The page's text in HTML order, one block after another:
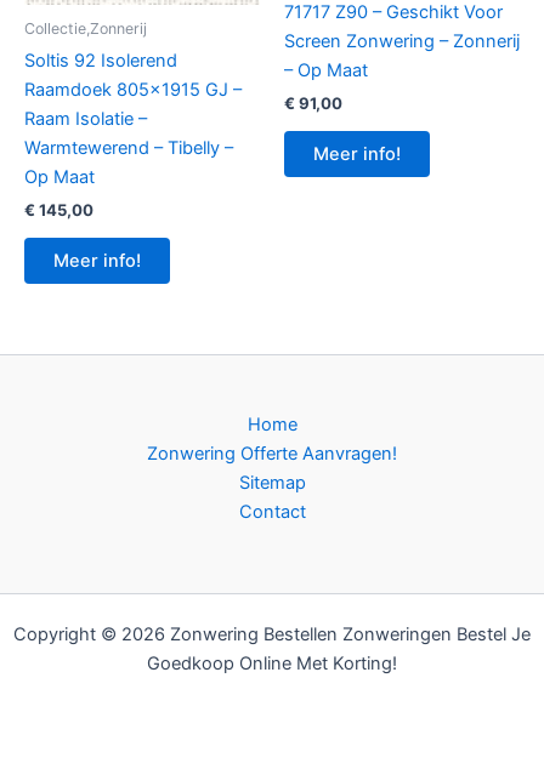
Collectie,Zonnerij
Soltis 92 Isolerend
Raamdoek 805×1915 GJ –
Raam Isolatie –
Warmtewerend – Tibelly –
Op Maat
€ 145,00
Meer info!
71717 Z90 – Geschikt Voor
Screen Zonwering – Zonnerij
– Op Maat
€ 91,00
Meer info!
Home
Zonwering Offerte Aanvragen!
Sitemap
Contact
Copyright © 2026 Zonwering Bestellen Zonweringen Bestel Je
Goedkoop Online Met Korting!